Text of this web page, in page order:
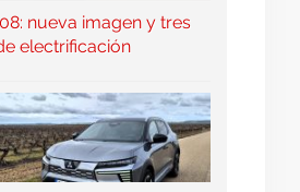
nueva imagen y tres
electrificación